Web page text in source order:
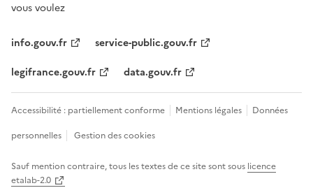
vous voulez
info.gouv.fr
service-public.gouv.fr
legifrance.gouv.fr
data.gouv.fr
Accessibilité : partiellement conforme Mentions légales
Données
personnelles
Gestion des cookies
Sauf mention contraire, tous les textes de ce site sont sous licence
etalab-2.0